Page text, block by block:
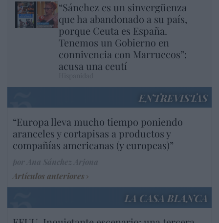
“Sánchez es un sinvergüenza
que ha abandonado a su país,
porque Ceuta es España.
Tenemos un Gobierno en
connivencia con Marruecos”:
acusa una ceutí
ENTREVISTAS
“Europa lleva mucho tiempo poniendo
aranceles y cortapisas a productos y
compañías americanas (y europeas)”
Artículos anteriores
LA CASA BLANCA